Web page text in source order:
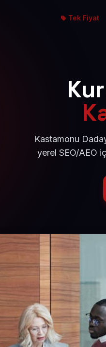
Tek Fiyat
Kastamonu
yerel SEO/AEO